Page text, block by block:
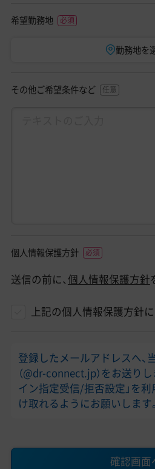
希望勤務地
勤務地を
その他ご希望条件など
個人情報保護方針
送信の前に、 個人情報保護方針
上記の個人情報保護方針
登録したメールアドレスへ、
（@dr-connect.jp）をお送り
イン指定受信/拒否設定」を
け取れるようにお願いします。
確認画面